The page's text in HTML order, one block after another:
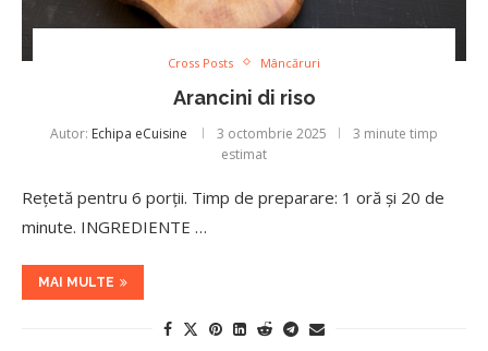
Cross Posts Mâncăruri
Arancini di riso
Autor: Echipa eCuisine 3 octombrie 2025
3 minute timp
estimat
Rețetă pentru 6 porții. Timp de preparare: 1 oră și 20 de
minute. INGREDIENTE …
MAI MULTE